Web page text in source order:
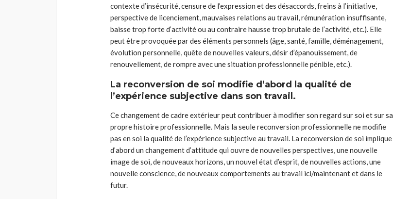
contexte d’insécurité, censure de l’expression et des désaccords, freins à l’initiative,
perspective de licenciement, mauvaises relations au travail, rémunération insuffisante,
baisse trop forte d’activité ou au contraire hausse trop brutale de l’activité, etc.). Elle
peut être provoquée par des éléments personnels (âge, santé, famille, déménagement,
évolution personnelle, quête de nouvelles valeurs, désir d’épanouissement, de
renouvellement, de rompre avec une situation professionnelle pénible, etc.).
La reconversion de soi modifie d’abord la qualité de
l’expérience subjective dans son travail.
Ce changement de cadre extérieur peut contribuer à modifier son regard sur soi et sur sa
propre histoire professionnelle. Mais la seule reconversion professionnelle ne modifie
pas en soi la qualité de l’expérience subjective au travail. La reconversion de soi implique
d’abord un changement d’attitude qui ouvre de nouvelles perspectives, une nouvelle
image de soi, de nouveaux horizons, un nouvel état d’esprit, de nouvelles actions, une
nouvelle conscience, de nouveaux comportements au travail ici/maintenant et dans le
futur.